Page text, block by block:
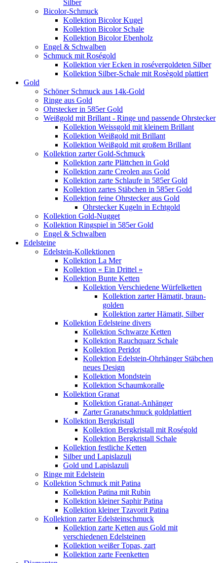
Silber
Bicolor-Schmuck
Kollektion Bicolor Kugel
Kollektion Bicolor Schale
Kollektion Bicolor Ebenholz
Engel & Schwalben
Schmuck mit Roségold
Kollektion vier Ecken in rosévergoldeten Silber
Kollektion Silber-Schale mit Rosègold plattiert
Gold
Schöner Schmuck aus 14k-Gold
Ringe aus Gold
Ohrstecker in 585er Gold
Weißgold mit Brillant - Ringe und passende Ohrstecker
Kollektion Weissgold mit kleinem Brillant
Kollektion Weißgold mit Brillant
Kollektion Weißgold mit großem Brillant
Kollektion zarter Gold-Schmuck
Kollektion zarte Plättchen in Gold
Kollektion zarte Creolen aus Gold
Kollektion zarte Schlaufe in 585er Gold
Kollektion zartes Stäbchen in 585er Gold
Kollektion feine Ohrstecker aus Gold
Ohrstecker Kugeln in Echtgold
Kollektion Gold-Nugget
Kollektion Ringspiel in 585er Gold
Engel & Schwalben
Edelsteine
Edelstein-Kollektionen
Kollektion La Mer
Kollektion « Ein Drittel »
Kollektion Bunte Ketten
Kollektion Verschiedene Würfelketten
Kollektion zarter Hämatit, braun-
golden
Kollektion zarter Hämatit, Silber
Kollektion Edelsteine divers
Kollektion Schwarze Ketten
Kollektion Rauchquarz Schale
Kollektion Peridot
Kollektion Edelstein-Ohrhänger Stäbchen
neues Design
Kollektion Mondstein
Kollektion Schaumkoralle
Kollektion Granat
Kollektion Granat-Anhänger
Zarter Granatschmuck goldplattiert
Kollektion Bergkristall
Kollektion Bergkristall mit Roségold
Kollektion Bergkristall Schale
Kollektion festliche Ketten
Silber und Lapislazuli
Gold und Lapislazuli
Ringe mit Edelstein
Kollektion Schmuck mit Patina
Kollektion Patina mit Rubin
Kollektion kleiner Saphir Patina
Kollektion kleiner Tzavorit Patina
Kollektion zarter Edelsteinschmuck
Kollektion zarte Ketten aus Gold mit
verschiedenen Edelsteinen
Kollektion weißer Topas, zart
Kollektion zarte Feenketten